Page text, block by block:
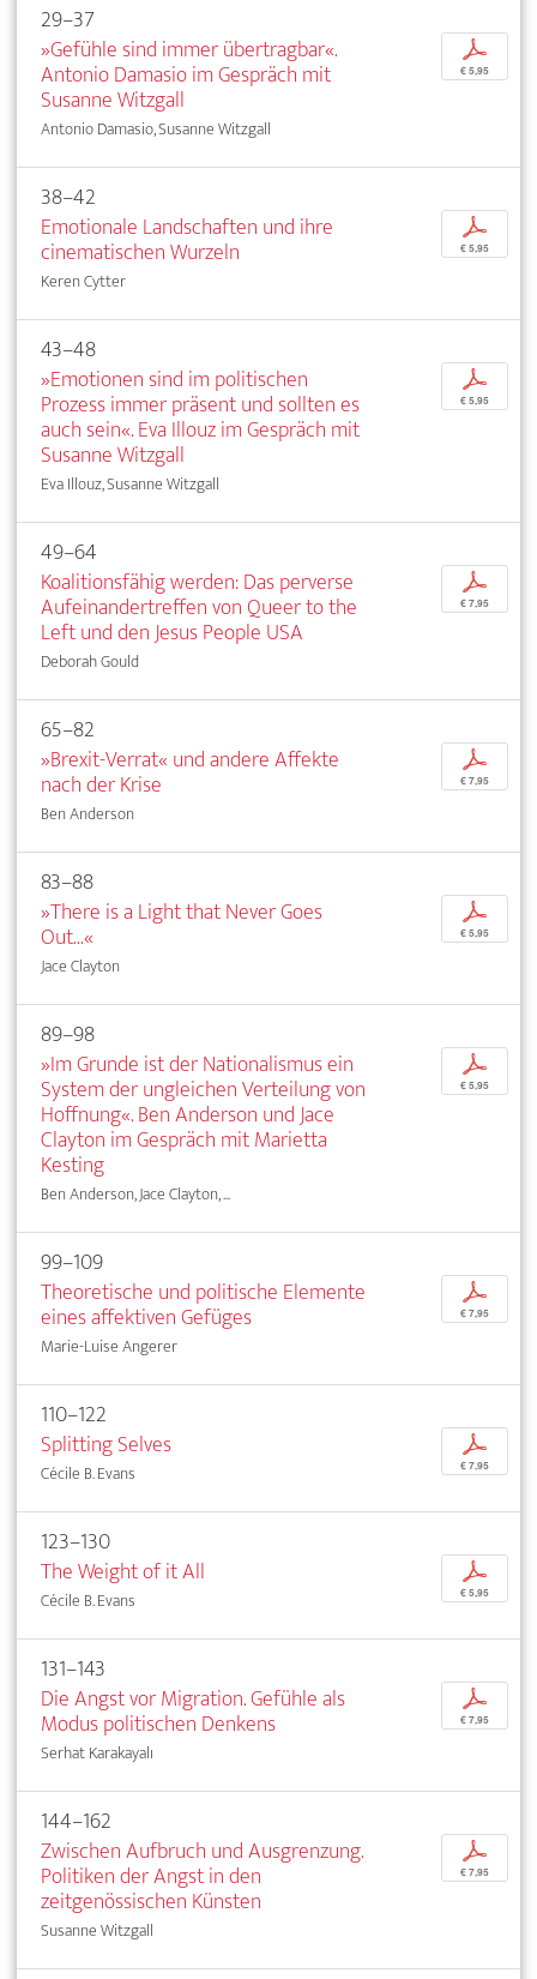
29–37
»Gefühle sind immer übertragbar«.
Antonio Damasio im Gespräch mit
Susanne Witzgall
Antonio Damasio, Susanne Witzgall
p
€ 5,95
38–42
Emotionale Landschaften und ihre
cinematischen Wurzeln
Keren Cytter
p
€ 5,95
43–48
»Emotionen sind im politischen
Prozess immer präsent und sollten es
auch sein«. Eva Illouz im Gespräch mit
Susanne Witzgall
Eva Illouz, Susanne Witzgall
p
€ 5,95
49–64
Koalitionsfähig werden: Das perverse
Aufeinandertreffen von Queer to the
Left und den Jesus People USA
Deborah Gould
p
€ 7,95
65–82
»Brexit-Verrat« und andere Affekte
nach der Krise
Ben Anderson
p
€ 7,95
83–88
»There is a Light that Never Goes
Out...«
Jace Clayton
p
€ 5,95
89–98
»Im Grunde ist der Nationalismus ein
System der ungleichen Verteilung von
Hoffnung«. Ben Anderson und Jace
Clayton im Gespräch mit Marietta
Kesting
Ben Anderson, Jace Clayton, ...
p
€ 5,95
99–109
Theoretische und politische Elemente
eines affektiven Gefüges
Marie-Luise Angerer
p
€ 7,95
110–122
Splitting Selves
Cécile B. Evans
p
€ 7,95
123–130
The Weight of it All
Cécile B. Evans
p
€ 5,95
131–143
Die Angst vor Migration. Gefühle als
Modus politischen Denkens
Serhat Karakayalı
p
€ 7,95
144–162
Zwischen Aufbruch und Ausgrenzung.
Politiken der Angst in den
zeitgenössischen Künsten
Susanne Witzgall
p
€ 7,95